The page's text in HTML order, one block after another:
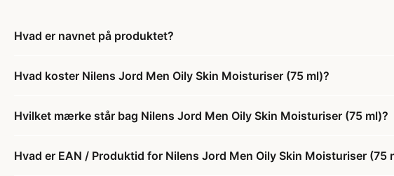
Hvad er navnet på produktet?
Hvad koster Nilens Jord Men Oily Skin Moisturiser (75 ml)?
Hvilket mærke står bag Nilens Jord Men Oily Skin Moisturiser (75 ml)?
Hvad er EAN / Produktid for Nilens Jord Men Oily Skin Moisturiser (75